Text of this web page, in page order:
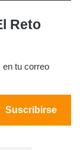
Reto
en tu correo
Suscribirse